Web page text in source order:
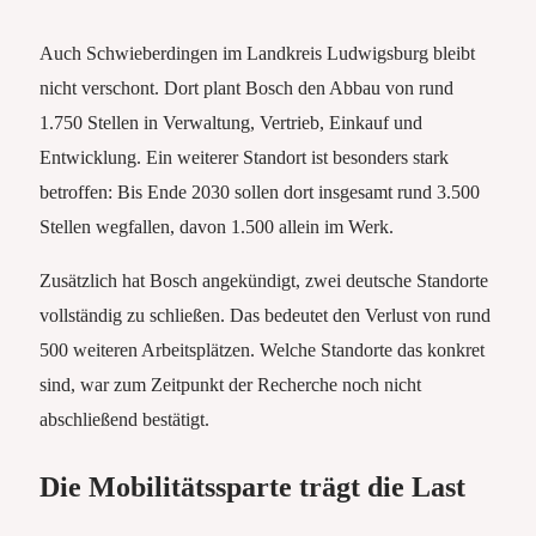
Auch Schwieberdingen im Landkreis Ludwigsburg bleibt
nicht verschont. Dort plant Bosch den Abbau von rund
1.750 Stellen in Verwaltung, Vertrieb, Einkauf und
Entwicklung. Ein weiterer Standort ist besonders stark
betroffen: Bis Ende 2030 sollen dort insgesamt rund 3.500
Stellen wegfallen, davon 1.500 allein im Werk.
Zusätzlich hat Bosch angekündigt, zwei deutsche Standorte
vollständig zu schließen. Das bedeutet den Verlust von rund
500 weiteren Arbeitsplätzen. Welche Standorte das konkret
sind, war zum Zeitpunkt der Recherche noch nicht
abschließend bestätigt.
Die Mobilitätssparte trägt die Last